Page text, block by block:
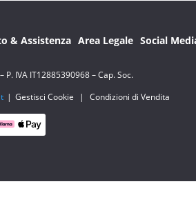
& Assistenza Area Legale Social
P. IVA IT12885390968 – Cap. Soc.
| Gestisci Cookie |
Condizioni di Vendita